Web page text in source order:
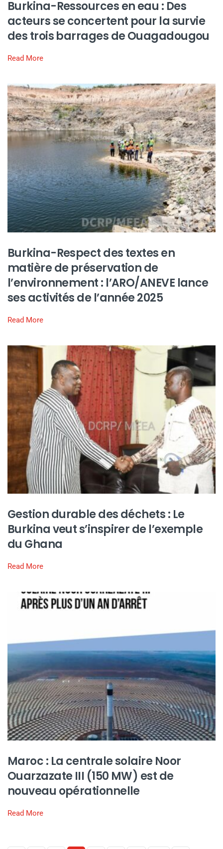
Burkina-Ressources en eau : Des
acteurs se concertent pour la survie
des trois barrages de Ouagadougou
Read More
Burkina-Respect des textes en
matière de préservation de
l’environnement : l’ARO/ANEVE lance
ses activités de l’année 2025
Read More
Gestion durable des déchets : Le
Burkina veut s’inspirer de l’exemple
du Ghana
Read More
Maroc : La centrale solaire Noor
Ouarzazate III (150 MW) est de
nouveau opérationnelle
Read More